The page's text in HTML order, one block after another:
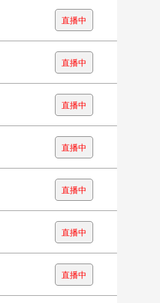
直播中
直播中
直播中
直播中
直播中
直播中
直播中